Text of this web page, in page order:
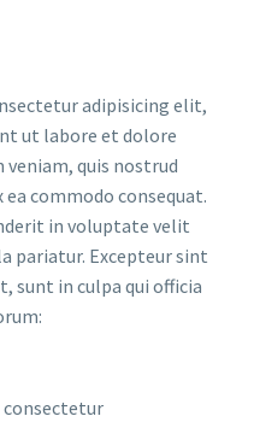
adipisicing elit,
ut labore et dolore
veniam, quis nostrud
commodo consequat.
in voluptate velit
pariatur. Excepteur sint
sunt in culpa qui officia